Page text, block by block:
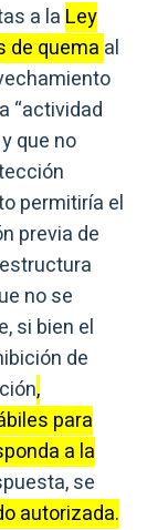
a la Ley
de quema al
“actividad
que no
permitiría el
previa de
no se
si bien el
de
,
para
a la
se
autorizada.